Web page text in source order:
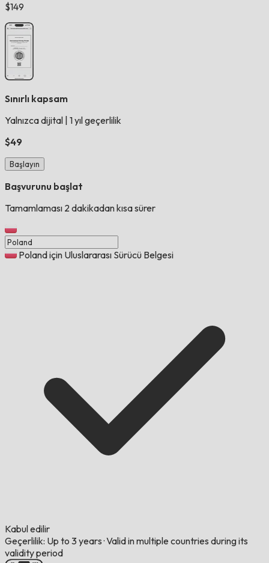
$149
Sınırlı kapsam
Yalnızca dijital 1 yıl geçerlilik
$49
Başlayın
Başvurunu başlat
Tamamlaması 2 dakikadan kısa sürer
Poland için Uluslararası Sürücü Belgesi
Kabul edilir
Geçerlilik: Up to 3 years ·Valid in multiple countries during its
validity period